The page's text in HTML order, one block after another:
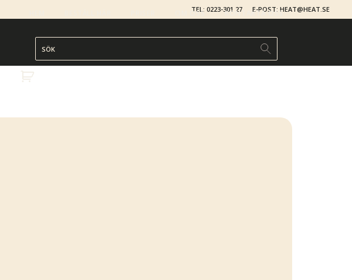
TEL: 0223-301 27 E-POST: HEAT@HEAT.SE
OM OSS KONTAKTA OSS